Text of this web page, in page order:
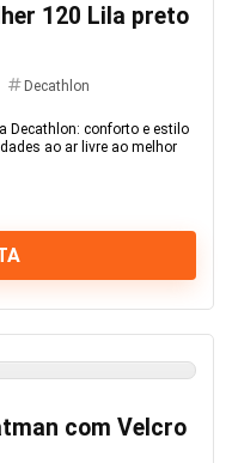
120 Lila preto
Decathlon
Decathlon: conforto e estilo
ao ar livre ao melhor
com Velcro